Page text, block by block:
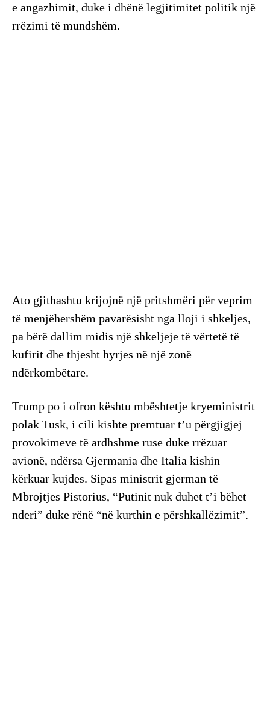
e angazhimit, duke i dhënë legjitimitet politik një
rrëzimi të mundshëm.
Ato gjithashtu krijojnë një pritshmëri për veprim
të menjëhershëm pavarësisht nga lloji i shkeljes,
pa bërë dallim midis një shkeljeje të vërtetë të
kufirit dhe thjesht hyrjes në një zonë
ndërkombëtare.
Trump po i ofron kështu mbështetje kryeministrit
polak Tusk, i cili kishte premtuar t’u përgjigjej
provokimeve të ardhshme ruse duke rrëzuar
avionë, ndërsa Gjermania dhe Italia kishin
kërkuar kujdes. Sipas ministrit gjerman të
Mbrojtjes Pistorius, “Putinit nuk duhet t’i bëhet
nderi” duke rënë “në kurthin e përshkallëzimit”.